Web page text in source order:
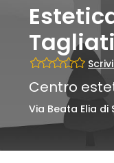
Centro
Via Beata Elia di